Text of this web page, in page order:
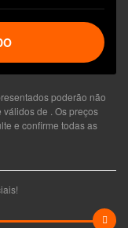
poderão não
válidos de . Os preços
e confirme todas as